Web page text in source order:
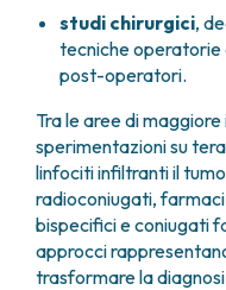
MELANOMI
MESOTELIOMI
METASTASI DEL
NEOPLASIE
NEOPLASIE
SARCOMI E TUMORI
TUMORI OSSEI
ANATOMIA
FARMACIA
FISICA SANITARIA
LABORATORIO
MEDICINA
RADIOTERAPIA
CONSULENZE
CARDIOLOGIA
studi chirurgici,
tecniche operatorie
post-operatori.
Tra le aree di
sperimentazioni su
linfociti infiltranti il
radioconiugati,
bispecifici e coniugati
approcci
trasformare la